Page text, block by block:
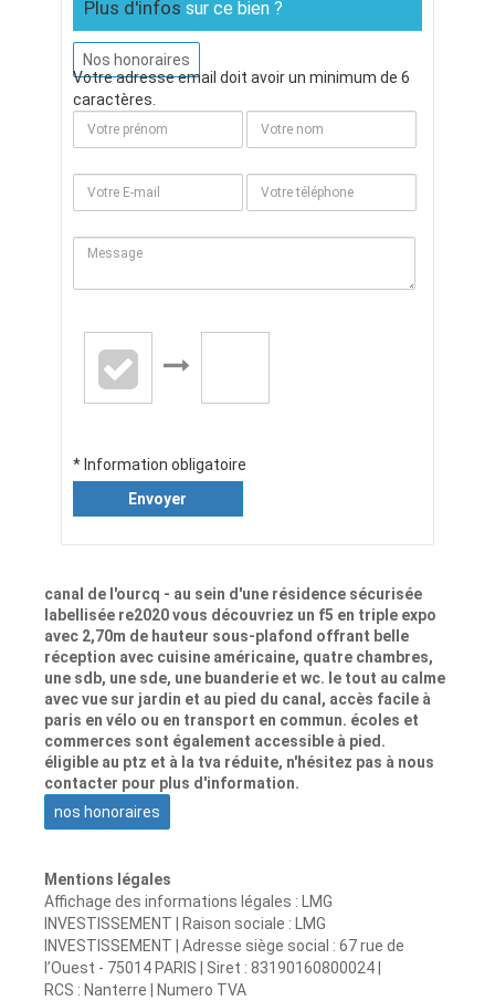
Plus d'infos sur ce bien ?
Nos honoraires
Votre adresse email doit avoir un minimum de 6
caractères.
* Information obligatoire
Envoyer
canal de l'ourcq - au sein d'une résidence sécurisée
labellisée re2020 vous découvriez un f5 en triple expo
avec 2,70m de hauteur sous-plafond offrant belle
réception avec cuisine américaine, quatre chambres,
une sdb, une sde, une buanderie et wc. le tout au calme
avec vue sur jardin et au pied du canal, accès facile à
paris en vélo ou en transport en commun. écoles et
commerces sont également accessible à pied.
éligible au ptz et à la tva réduite, n'hésitez pas à nous
contacter pour plus d'information.
nos honoraires
Mentions légales
Affichage des informations légales : LMG
INVESTISSEMENT | Raison sociale : LMG
INVESTISSEMENT | Adresse siège social : 67 rue de
l’Ouest - 75014 PARIS | Siret : 83190160800024 |
RCS : Nanterre | Numero TVA